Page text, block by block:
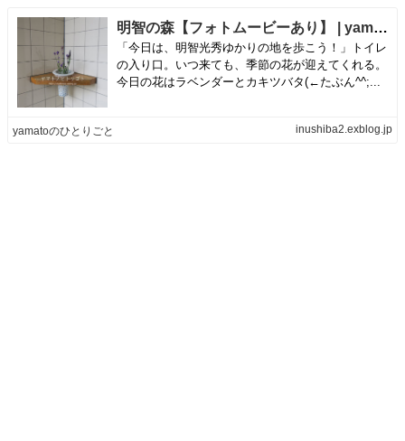
明智の森【フォトムービーあり】 | yamatoのひとりごと
「今日は、明智光秀ゆかりの地を歩こう！」トイレ
の入り口。いつ来ても、季節の花が迎えてくれる。
今日の花はラベンダーとカキツバタ(←たぶん^^;...
yamatoのひとりごと inushiba2.exblog.jp